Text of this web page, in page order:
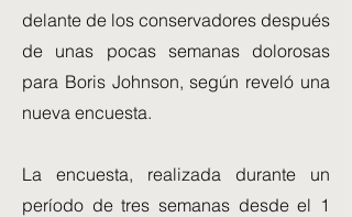
delante de los conservadores después
de unas pocas semanas dolorosas
para Boris Johnson, según reveló una
nueva encuesta.
La encuesta, realizada durante un
período de tres semanas desde el 1